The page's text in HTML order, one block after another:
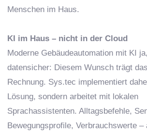
Menschen im Haus.
KI im Haus – nicht in der Cloud
Moderne Gebäudeautomation mit KI
datensicher: Diesem Wunsch trägt
Rechnung. Sys.tec implementiert
Lösung, sondern arbeitet mit lokalen
Sprachassistenten. Alltagsbefehle,
Bewegungsprofile, Verbrauchswerte